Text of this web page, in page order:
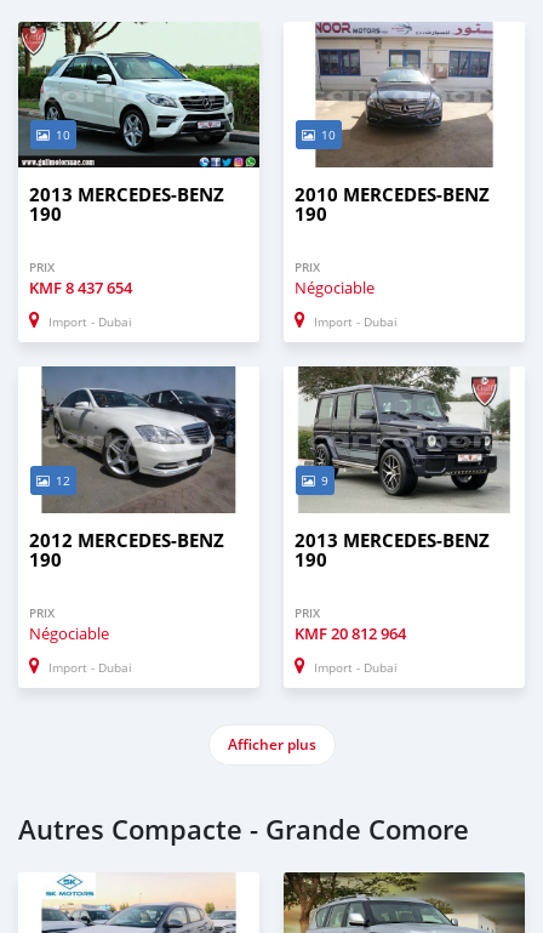
10
2013 MERCEDES-BENZ
190
PRIX
KMF8 437 654
Import - Dubai
10
2010 MERCEDES-BENZ
190
PRIX
Négociable
Import - Dubai
12
2012 MERCEDES-BENZ
190
PRIX
Négociable
Import - Dubai
9
2013 MERCEDES-BENZ
190
PRIX
KMF20 812 964
Import - Dubai
Afficher plus
Autres Compacte - Grande Comore